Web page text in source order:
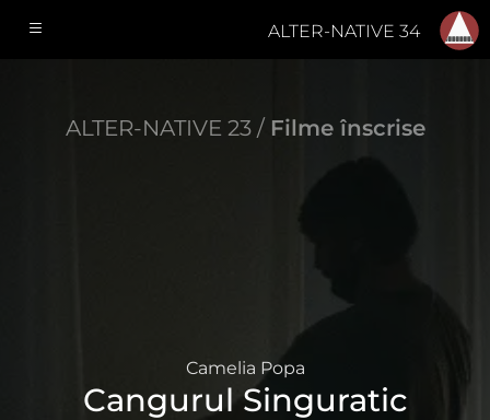
ALTER-NATIVE 34
ALTER-NATIVE 23 / Filme înscrise
Camelia Popa
Cangurul Singuratic